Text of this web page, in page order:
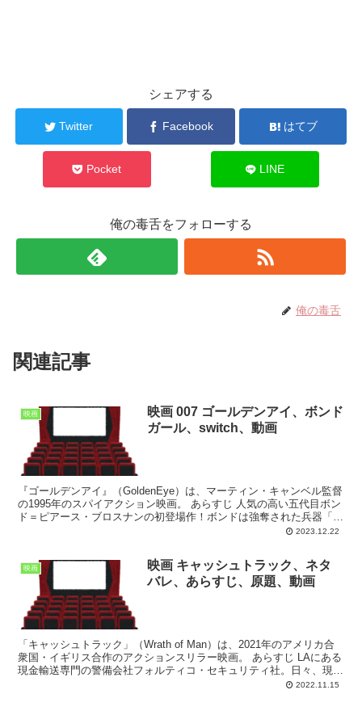
シェアする
Twitter Facebook はてブ
Pocket LINE
俺の毒舌をフォローする
俺の毒舌
関連記事
映画
映画 007 ゴールデンアイ、ボンド
ガール、switch、動画
『ゴールデンアイ』（GoldenEye）は、マーティン・キャンベル監督
の1995年のスパイアクション映画。 あらすじ 人気の高い五代目ボン
ド＝ピアース・ブロスナンの初登場作！ボンドは強奪された兵器「ゴ
2023.12.22
映画
映画 キャッシュトラック、ネタ
バレ、あらすじ、原題、動画
「キャッシュトラック」（Wrath of Man）は、2021年のアメリカ合
衆国・イギリス合作のアクションスリラー映画。 あらすじ LAにある
現金輸送専門の警備会社フォルティコ・セキュリティ社。日々、現金
2022.11.15